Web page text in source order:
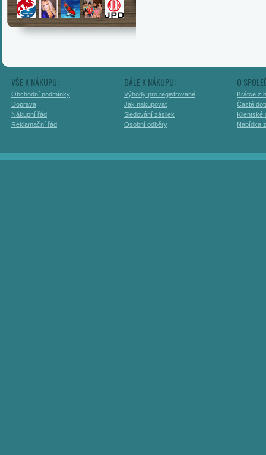
VŠE K NÁKUPU:
Obchodní podmínky
Doprava
Nákupní řád
Reklamační řád
DÁLE K NÁKUPU:
Výhody pro registrované
Jak nakupovat
Sledování zásilek
Osobní odběry
O
Krátce z
Časté
Klientské
Nabídka